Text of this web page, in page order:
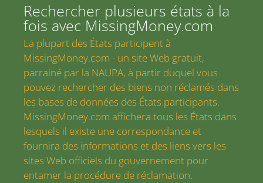
Rechercher plusieurs états à la
fois avec MissingMoney.com
La plupart des États participent à
MissingMoney.com - un site Web gratuit,
parrainé par la NAUPA, à partir duquel vous
pouvez rechercher des biens non réclamés dans
les bases de données des États participants.
MissingMoney.com affichera tous les États dans
lesquels il existe une correspondance et
fournira des informations et des liens vers les
sites Web officiels du gouvernement pour
entamer la procédure de réclamation.